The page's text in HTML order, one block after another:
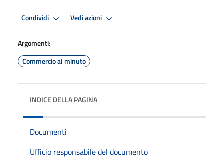
Condividi Vedi azioni
Argomenti:
Commercio al minuto
INDICE DELLA PAGINA
Documenti
Ufficio responsabile del documento